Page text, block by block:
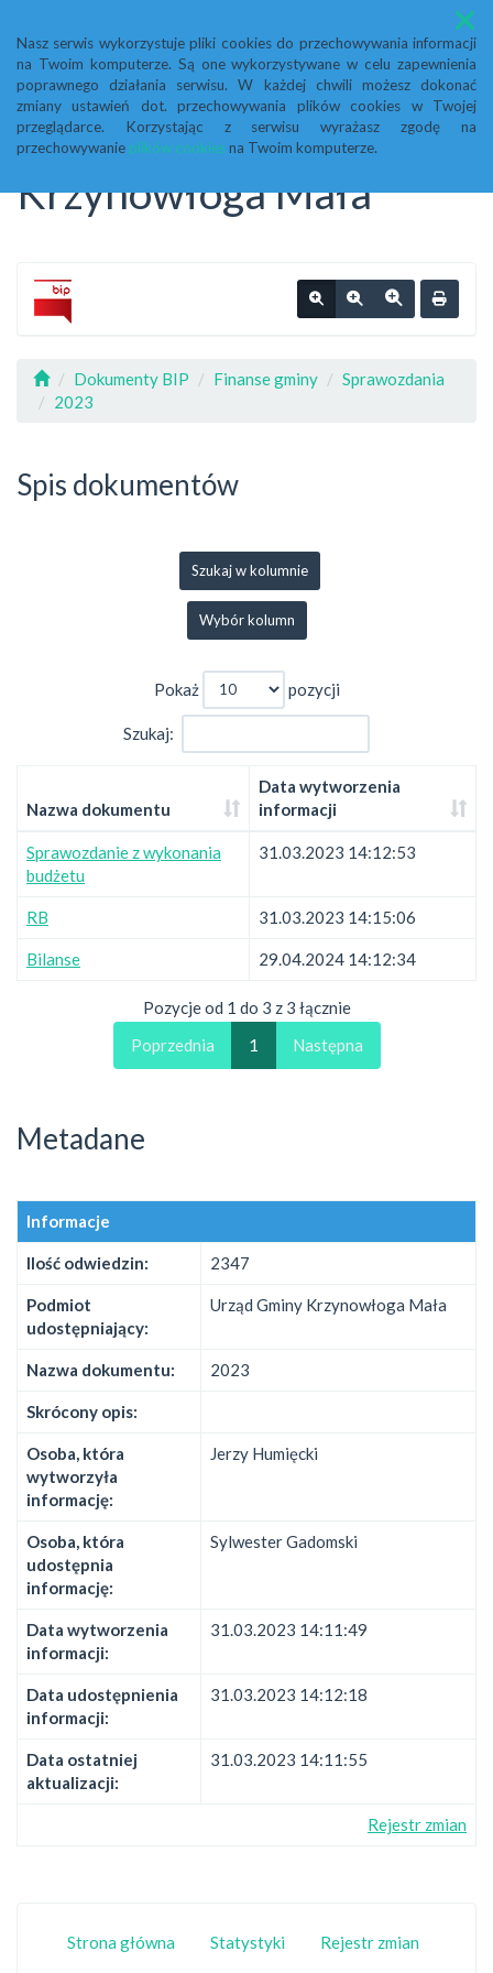
Nasz serwis wykorzystuje pliki cookies do przechowywania informacji
na Twoim komputerze. Są one wykorzystywane w celu zapewnienia
poprawnego działania serwisu. W każdej chwili możesz dokonać
zmiany ustawień dot. przechowywania plików cookies w Twojej
przeglądarce. Korzystając z serwisu wyrażasz zgodę na
przechowywanie plików cookiesna Twoim komputerze.
Menu
Biuletyn Informacji
Publicznej Urząd Gminy
Krzynowłoga Mała
Dokumenty BIP Finanse gminy
Sprawozdania
2023
Spis dokumentów
Szukaj w kolumnie
Wybór kolumn
Pokaż pozycji
Szukaj:
Nazwa dokumentu
Data wytworzenia
informacji
Sprawozdanie z wykonania
budżetu
31.03.2023 14:12:53
RB 31.03.2023 14:15:06
Bilanse 29.04.2024 14:12:34
Pozycje od 1 do 3 z 3 łącznie
Poprzednia
1 Następna
Metadane
Informacje
Ilość odwiedzin: 2347
Podmiot
udostępniający:
Urząd Gminy Krzynowłoga Mała
Nazwa dokumentu: 2023
Skrócony opis:
Osoba, która
wytworzyła
informację:
Jerzy Humięcki
Osoba, która
udostępnia
informację:
Sylwester Gadomski
Data wytworzenia
informacji:
31.03.2023 14:11:49
Data udostępnienia
informacji:
31.03.2023 14:12:18
Data ostatniej
aktualizacji:
31.03.2023 14:11:55
Rejestr zmian
Strona główna Statystyki Rejestr zmian